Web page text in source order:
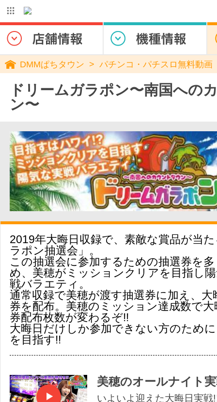
DMMぱちタウン パチンコ・パチスロ無料動画
ドリームガラポン〜南国への
ン〜
2019年大晦日収録で、素敵な賞品が当
ラポン抽選会」。
この抽選会に参加するための抽選券を
め、美穂がミッションクリアを目指し
戦バラエティ。
通常収録で美穂が渡す抽選券に加え、大
券を配布。美穂のミッション達成数で
券配布枚数が変わるぞ!!
大晦日だけしか参加できない方のため
を目指す!!
美穂のオールナイト
いよいよ迎えた大晦日実